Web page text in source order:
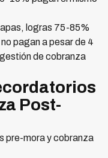
logras 75-85%
pagan a pesar de 4
de cobranza
Post-
pre-mora y cobranza